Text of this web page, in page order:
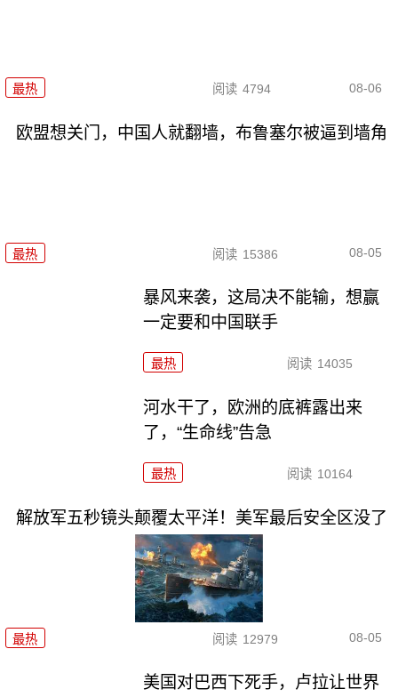
最热 阅读 4794 08-06
欧盟想关门，中国人就翻墙，布鲁塞尔被逼到墙角
最热 阅读 15386 08-05
暴风来袭，这局决不能输，想赢
一定要和中国联手
最热 阅读 14035
河水干了，欧洲的底裤露出来
了，“生命线”告急
最热 阅读 10164
解放军五秒镜头颠覆太平洋！美军最后安全区没了
最热 阅读 12979 08-05
美国对巴西下死手，卢拉让世界